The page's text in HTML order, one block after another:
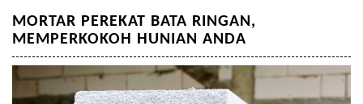
MORTAR PEREKAT BATA RINGAN,
MEMPERKOKOH HUNIAN ANDA